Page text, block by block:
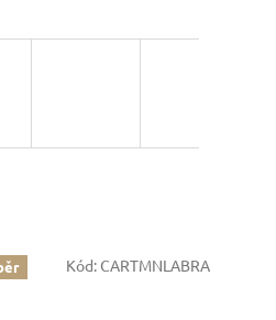
Kód: CARTMNLABRA